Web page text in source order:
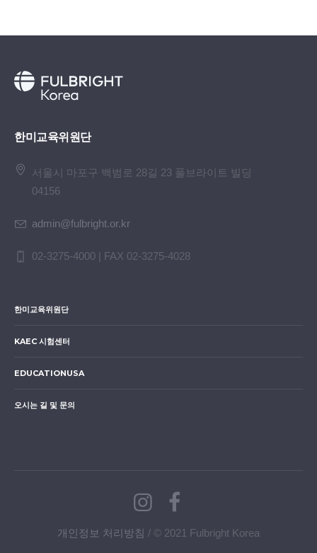
한미교육위원단
서울시 마포구 백범로 28길 23 풀브라이트 빌딩
04156
admin@fulbright.or.kr
02-3275-4000 | FAX 02-3275-4028
한미교육위원단
KAEC 시험센터
EDUCATIONUSA
오시는 길 및 문의
개인정보 처리방침 / © 2021 Fulbright Korea